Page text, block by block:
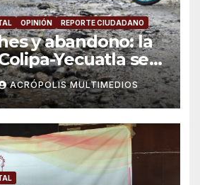
OPINIÓN REPORTE CIUDADANO
y abandono: la
Yecuatla se
un riesgo diario
ACRÓPOLIS MULTIMEDIOS